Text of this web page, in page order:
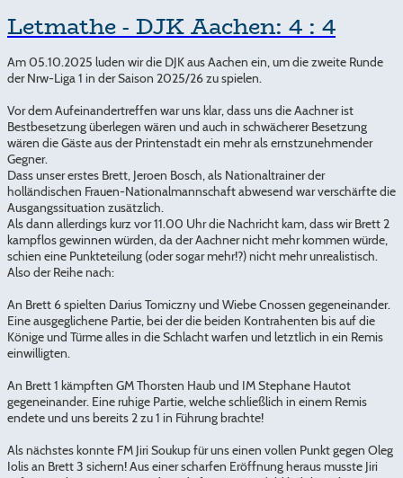
Letmathe - DJK Aachen: 4 : 4
Am 05.10.2025 luden wir die DJK aus Aachen ein, um die zweite Runde
der Nrw-Liga 1 in der Saison 2025/26 zu spielen.
Vor dem Aufeinandertreffen war uns klar, dass uns die Aachner ist
Bestbesetzung überlegen wären und auch in schwächerer Besetzung
wären die Gäste aus der Printenstadt ein mehr als ernstzunehmender
Gegner.
Dass unser erstes Brett, Jeroen Bosch, als Nationaltrainer der
holländischen Frauen-Nationalmannschaft abwesend war verschärfte die
Ausgangssituation zusätzlich.
Als dann allerdings kurz vor 11.00 Uhr die Nachricht kam, dass wir Brett 2
kampflos gewinnen würden, da der Aachner nicht mehr kommen würde,
schien eine Punkteteilung (oder sogar mehr!?) nicht mehr unrealistisch.
Also der Reihe nach:
An Brett 6 spielten Darius Tomiczny und Wiebe Cnossen gegeneinander.
Eine ausgeglichene Partie, bei der die beiden Kontrahenten bis auf die
Könige und Türme alles in die Schlacht warfen und letztlich in ein Remis
einwilligten.
An Brett 1 kämpften GM Thorsten Haub und IM Stephane Hautot
gegeneinander. Eine ruhige Partie, welche schließlich in einem Remis
endete und uns bereits 2 zu 1 in Führung brachte!
Als nächstes konnte FM Jiri Soukup für uns einen vollen Punkt gegen Oleg
Iolis an Brett 3 sichern! Aus einer scharfen Eröffnung heraus musste Jiri